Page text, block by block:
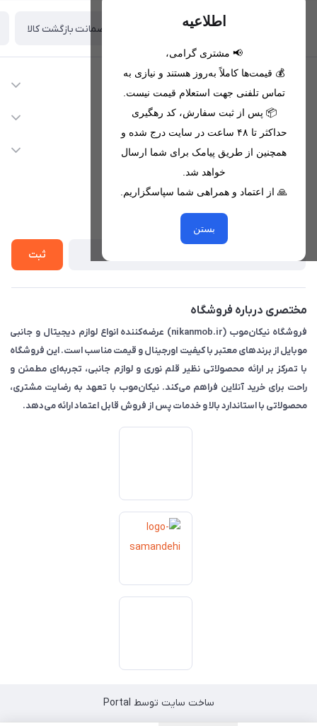
اطلاعیه
📢 مشتری گرامی،
💰 قیمت‌ها کاملاً به‌روز هستند و نیازی به
تماس تلفنی جهت استعلام قیمت نیست.
📦 پس از ثبت سفارش، کد رهگیری
حداکثر تا ۴۸ ساعت در سایت درج شده و
همچنین از طریق پیامک برای شما ارسال
خواهد شد.
🙏 از اعتماد و همراهی شما سپاسگزاریم.
بستن
تحویل اکسپرس(با هماهنگی) ضمانت بازگشت کالا
اطلاعات تماس
09221680256 - 09373782289
nikanmobstore@gmail.com
هرمزگان، بندرخمیر، شهرک رودبار
دسترسی سریع
لیست محصولات
خدمات مشتریان
حریم خصوصی
از جدید‌ترین تخفیف‌ها با‌ خبر شوید
ثبت
مختصری درباره فروشگاه
فروشگاه نیکان‌موب (nikanmob.ir) عرضه‌کننده انواع لوازم دیجیتال و جانبی
موبایل از برندهای معتبر با کیفیت اورجینال و قیمت مناسب است. این فروشگاه
با تمرکز بر ارائه محصولاتی نظیر قلم نوری و لوازم جانبی، تجربه‌ای مطمئن و
راحت برای خرید آنلاین فراهم می‌کند. نیکان‌موب با تعهد به رضایت مشتری،
محصولاتی با استاندارد بالا و خدمات پس از فروش قابل اعتماد ارائه می‌دهد.
ساخت سایت توسط Portal